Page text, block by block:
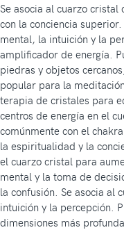
Se asocia al cuarzo cristal
con la conciencia
mental, la intuición y la
amplificador de energía.
piedras y objetos
popular para la
terapia de cristales para
centros de energía en el
comúnmente con el
la espiritualidad y la
el cuarzo cristal para
mental y la toma de
la confusión. Se asocia al
intuición y la percepción.
dimensiones más